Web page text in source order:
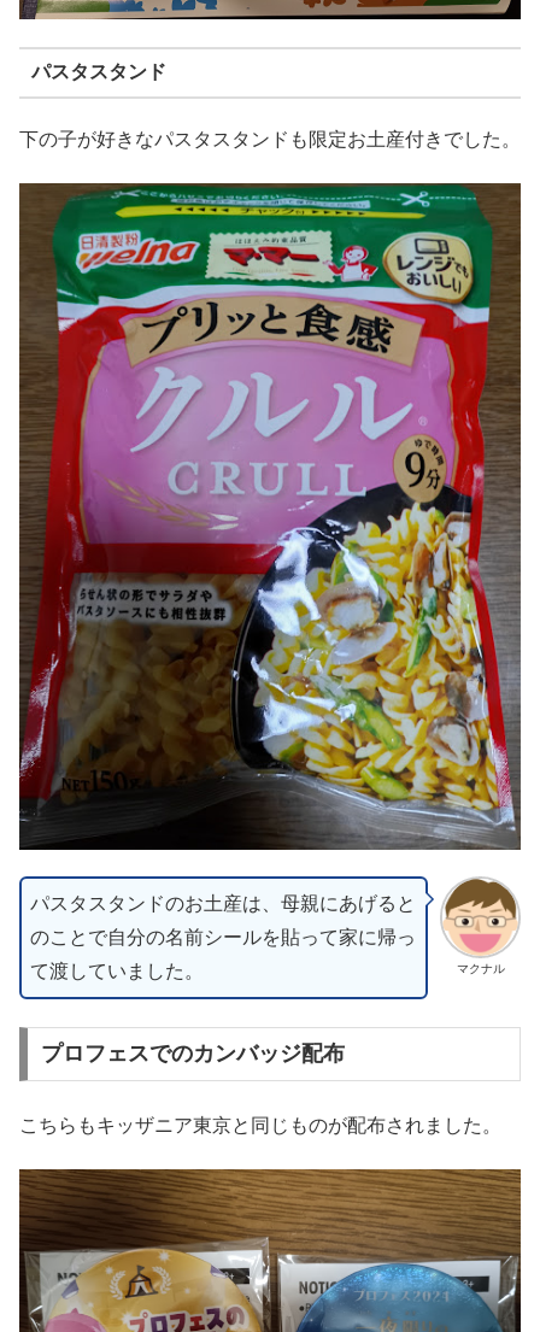
パスタスタンド
下の子が好きなパスタスタンドも限定お土産付きでした。
マクナル
パスタスタンドのお土産は、母親にあげると
のことで自分の名前シールを貼って家に帰っ
て渡していました。
プロフェスでのカンバッジ配布
こちらもキッザニア東京と同じものが配布されました。